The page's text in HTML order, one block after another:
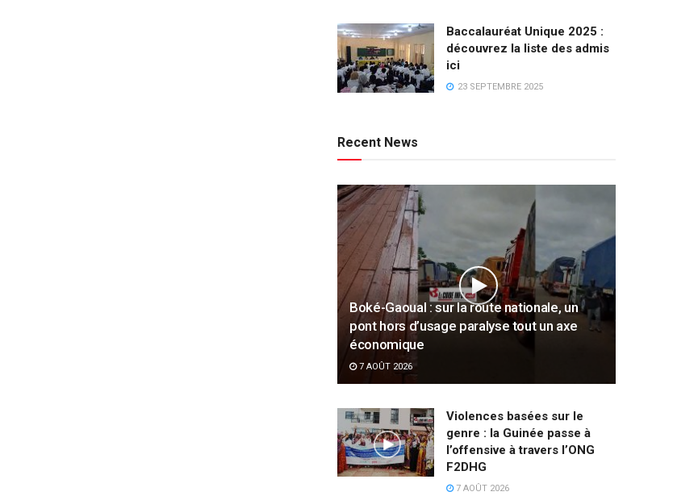
Baccalauréat Unique 2025 :
découvrez la liste des admis
ici
23 SEPTEMBRE 2025
Recent News
Boké-Gaoual : sur la route nationale, un
pont hors d’usage paralyse tout un axe
économique
7 AOÛT 2026
Violences basées sur le
genre : la Guinée passe à
l’offensive à travers l’ONG
F2DHG
7 AOÛT 2026